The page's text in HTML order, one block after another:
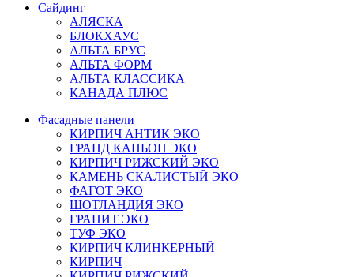
Сайдинг
АЛЯСКА
БЛОКХАУС
АЛЬТА БРУС
АЛЬТА ФОРМ
АЛЬТА КЛАССИКА
КАНАДА ПЛЮС
Фасадные панели
КИРПИЧ АНТИК ЭКО
ГРАНД КАНЬОН ЭКО
КИРПИЧ РИЖСКИЙ ЭКО
КАМЕНЬ СКАЛИСТЫЙ ЭКО
ФАГОТ ЭКО
ШОТЛАНДИЯ ЭКО
ГРАНИТ ЭКО
ТУФ ЭКО
КИРПИЧ КЛИНКЕРНЫЙ
КИРПИЧ